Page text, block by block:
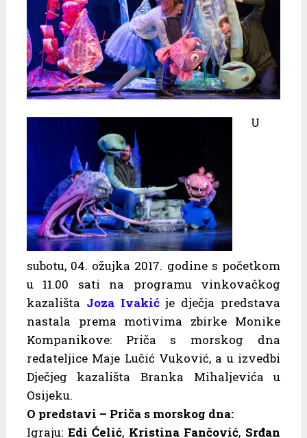
U
subotu, 04. ožujka 2017. godine s početkom
u 11.00 sati na programu vinkovačkog
kazališta Joza Ivakićje dječja predstava
nastala prema motivima zbirke Monike
Kompanikove: Priča s morskog dna
redateljice Maje Lučić Vuković, a u izvedbi
Dječjeg kazališta Branka Mihaljevića u
Osijeku.
O predstavi – Priča s morskog dna:
Igraju: Edi Ćelić, Kristina Fančović, Srđan